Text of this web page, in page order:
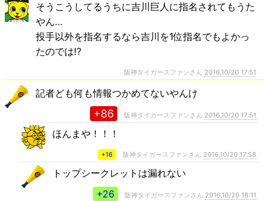
そうこうしてるうちに吉川巨人に指名されてもうた
やん…
投手以外を指名するなら吉川を1位指名でもよかっ
たのでは⁉
阪神タイガースファンさん 2016,10/20 17:51
記者ども何も情報つかめてないやんけ
+86 阪神タイガースファンさん 2016,10/20 17:51
ほんまや！！！
+16 阪神タイガースファンさん 2016,10/20 17:58
トップシークレットは漏れない
+26
阪神タイガースファンさん 2016,10/20 18:11